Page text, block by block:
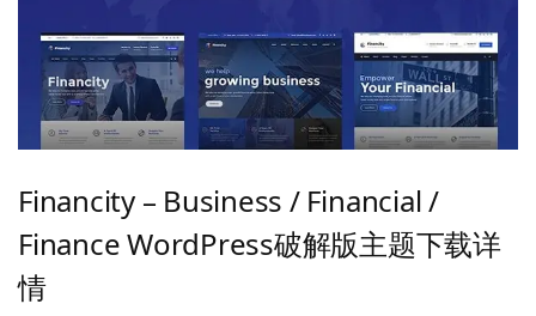
Financity – Business / Financial /
Finance WordPress破解版主题下载详
情